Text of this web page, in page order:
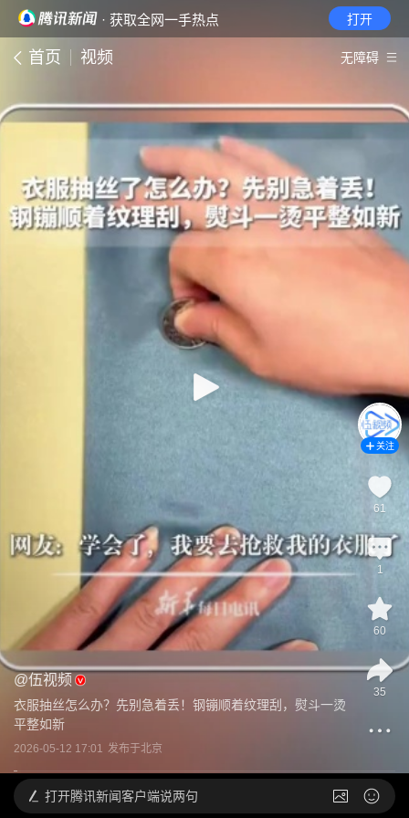
· 获取全网一手热点 打开
首页 视频 无障碍
@伍视频
衣服抽丝怎么办？先别急着丢！钢镚顺着纹理刮，熨斗一烫
平整如新
2026-05-12 17:01 发布于北京
关注
61
1
60
35
打开腾讯新闻客户端说两句